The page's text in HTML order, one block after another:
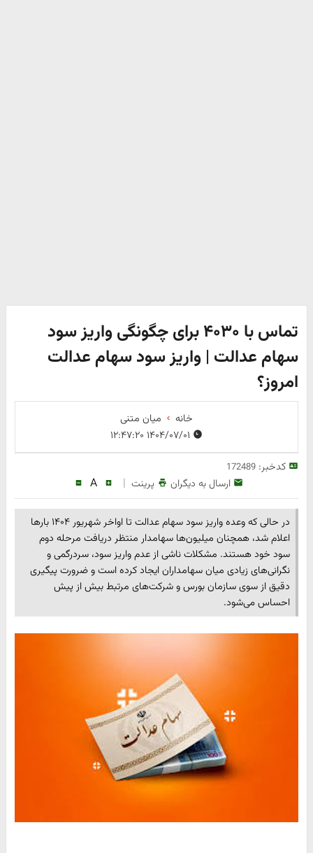
تماس با ۴۰۳۰ برای چگونگی واریز سود
سهام عدالت | واریز سود سهام عدالت
امروز؟
خانه
میان متنی
کدخبر:172489
ارسال به دیگران پرینت |
A
در حالی که وعده واریز سود سهام عدالت تا اواخر شهریور ۱۴۰۴ بارها
اعلام شد، همچنان میلیون‌ها سهامدار منتظر دریافت مرحله دوم
سود خود هستند. مشکلات ناشی از عدم واریز سود، سردرگمی و
نگرانی‌های زیادی میان سهامداران ایجاد کرده است و ضرورت پیگیری
دقیق از سوی سازمان بورس و شرکت‌های مرتبط بیش از پیش
احساس می‌شود.